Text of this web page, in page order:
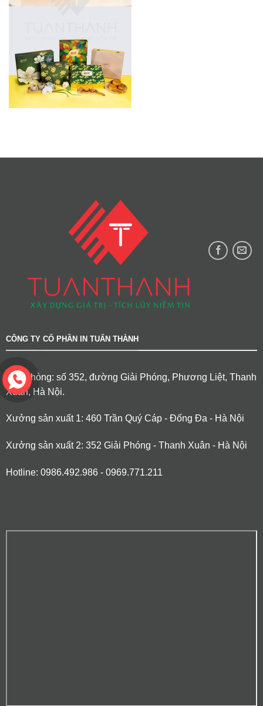
CÔNG TY CỔ PHẦN IN TUẤN THÀNH
Văn phòng: số 352, đường Giải Phóng, Phương Liệt, Thanh
Xuân, Hà Nội.
Xưởng sản xuất 1: 460 Trần Quý Cáp - Đống Đa - Hà Nội
Xưởng sản xuất 2: 352 Giải Phóng - Thanh Xuân - Hà Nội
Hotline: 0986.492.986 - 0969.771.211